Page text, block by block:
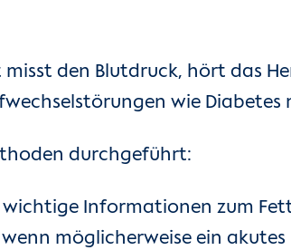
den Blutdruck, hört das
wie Diabetes
durchgeführt:
Informationen zum
möglicherweise ein